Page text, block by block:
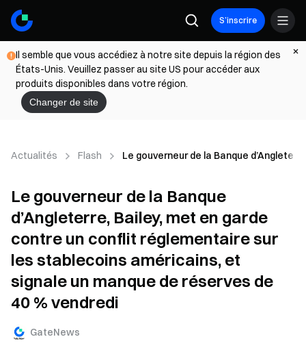
S’inscrire
Il semble que vous accédiez à notre site depuis la région des
États-Unis. Veuillez passer au site US pour accéder aux
produits disponibles dans votre région.
Changer de site
Actualités Flash Le gouverneur de la Banque
Le gouverneur de la Banque
d’Angleterre, Bailey, met en garde
contre un conflit réglementaire sur
les stablecoins américains, et
signale un manque de réserves de
40 % vendredi
GateNews